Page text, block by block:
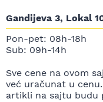
Gandijeva 3, Lokal
Pon-pet: 08h-18h
Sub: 09h-14h
Sve cene na ovom
već uračunat u
artikli na sajtu budu